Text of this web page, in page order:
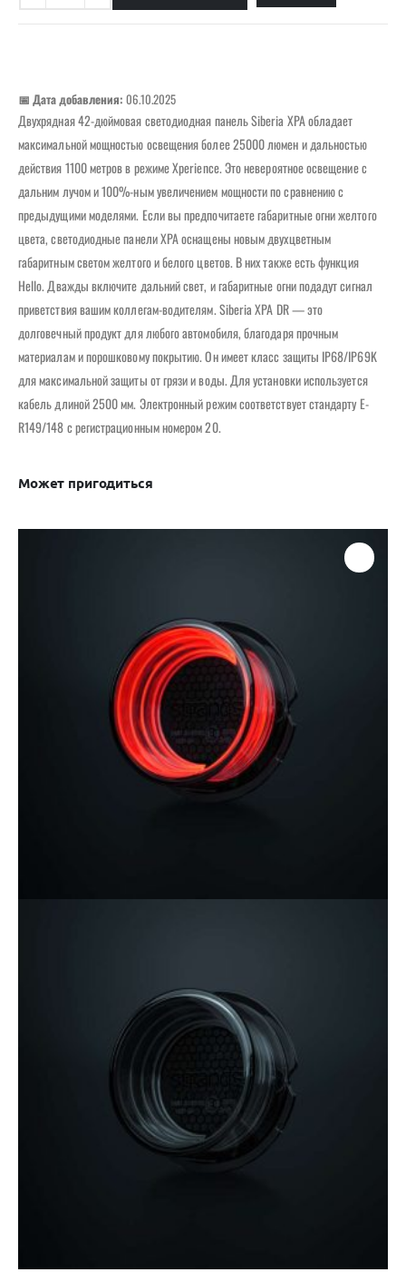
📅 Дата добавления: 06.10.2025
Двухрядная 42-дюймовая светодиодная панель Siberia XPA обладает
максимальной мощностью освещения более 25000 люмен и дальностью
действия 1100 метров в режиме Xperience. Это невероятное освещение с
дальним лучом и 100%-ным увеличением мощности по сравнению с
предыдущими моделями. Если вы предпочитаете габаритные огни желтого
цвета, светодиодные панели XPA оснащены новым двухцветным
габаритным светом желтого и белого цветов. В них также есть функция
Hello. Дважды включите дальний свет, и габаритные огни подадут сигнал
приветствия вашим коллегам-водителям. Siberia XPA DR — это
долговечный продукт для любого автомобиля, благодаря прочным
материалам и порошковому покрытию. Он имеет класс защиты IP68/IP69K
для максимальной защиты от грязи и воды. Для установки используется
кабель длиной 2500 мм. Электронный режим соответствует стандарту E-
R149/148 с регистрационным номером 20.
Может пригодиться